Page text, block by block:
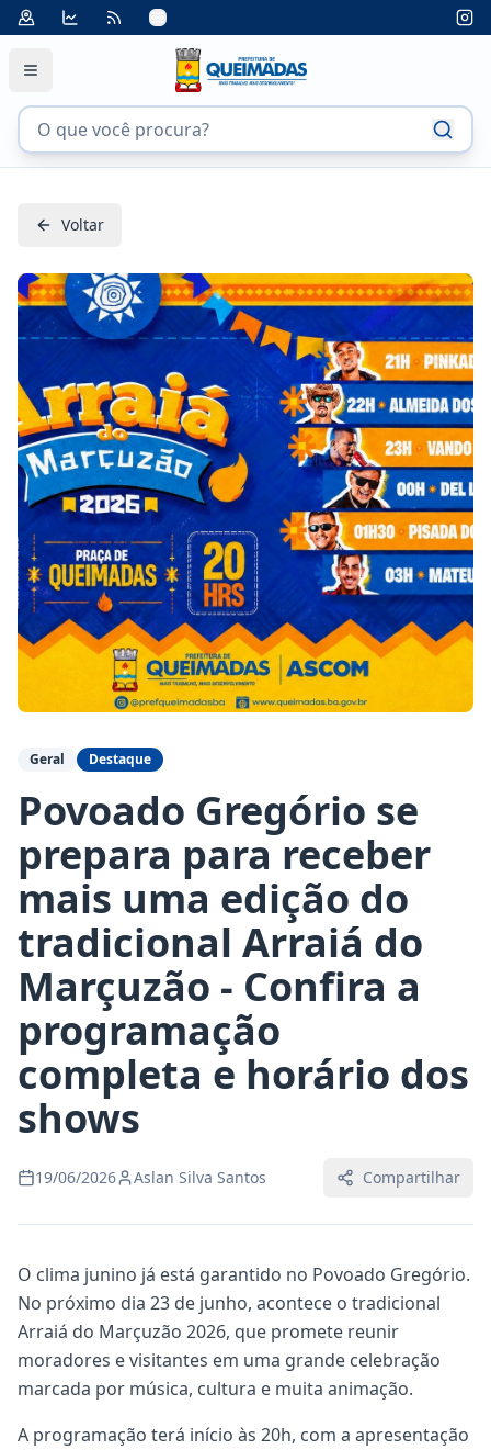
Voltar
Geral Destaque
Povoado Gregório se
prepara para receber
mais uma edição do
tradicional Arraiá do
Marçuzão - Confira a
programação
completa e horário dos
shows
19/06/2026 Aslan Silva Santos Compartilhar
O clima junino já está garantido no Povoado Gregório.
No próximo dia 23 de junho, acontece o tradicional
Arraiá do Marçuzão 2026, que promete reunir
moradores e visitantes em uma grande celebração
marcada por música, cultura e muita animação.
A programação terá início às 20h, com a apresentação